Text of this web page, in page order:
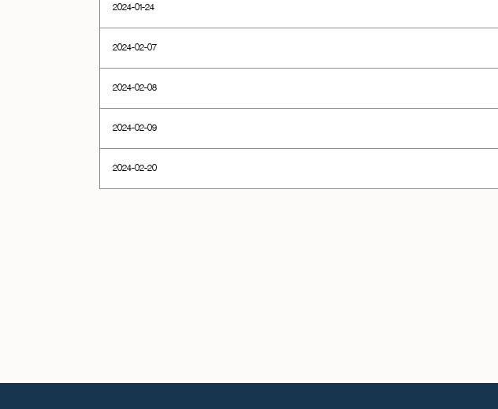
2024-01-24
2024-02-07
2024-02-08
2024-02-09
2024-02-20